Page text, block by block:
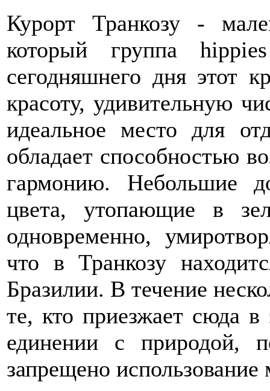
Курорт Транкозу -
который группа
сегодняшнего дня этот
красоту, удивительную
идеальное место для
обладает способностью
гармонию. Небольшие
цвета, утопающие в
одновременно,
что в Транкозу
Бразилии. В течение
те, кто приезжает сюда
единении с природой,
запрещено